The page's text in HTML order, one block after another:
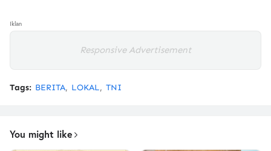
Iklan
Responsive Advertisement
Tags: BERITA LOKAL TNI
You might like